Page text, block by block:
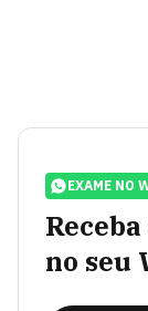
EXAME NO
no seu